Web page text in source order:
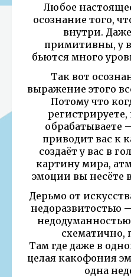
Любое
осознание того,
внутри.
примитивны, у
бьются много
Так вот
выражение этого
Потому что
регистрируете,
обрабатываете
приводит вас к
создаёт у вас в
картину мира,
эмоции вы несёте
Дерьмо от
недоразвитостью
схематично,
Там где даже в
целая какофония
одна